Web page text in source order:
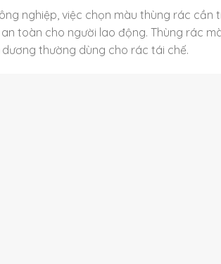
nghiệp, việc chọn màu thùng rác cần
toàn cho người lao động. Thùng rác
thường dùng cho rác tái chế.